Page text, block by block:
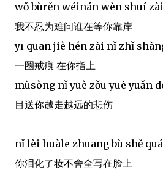
wǒ bùrěn wéinán wèn shuí
我不忍为难问谁在等你靠岸
yī quān jiè hén zài nǐ zhǐ
一圈戒痕 在你指上
mùsòng nǐ yuè zǒu yuè yuǎn
目送你越走越远的悲伤
nǐ lèi huàle zhuāng bù shě
你泪化了妆不舍全写在脸上